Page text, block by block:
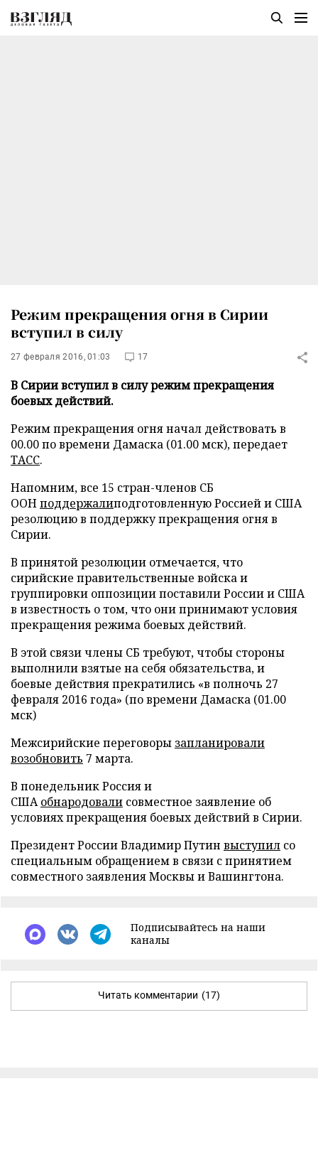
Режим прекращения огня в Сирии
вступил в силу
27 февраля 2016, 01:03 17
В Сирии вступил в силу режим прекращения
боевых действий.
Режим прекращения огня начал действовать в
00.00 по времени Дамаска (01.00 мск), передает
ТАСС.
Напомним, все 15 стран-членов СБ
ООНподдержалиподготовленную Россией и США
резолюцию в поддержку прекращения огня в
Сирии.
В принятой резолюции отмечается, что
сирийские правительственные войска и
группировки оппозиции поставили России и США
в известность о том, что они принимают условия
прекращения режима боевых действий.
В этой связи члены СБ требуют, чтобы стороны
выполнили взятые на себя обязательства, и
боевые действия прекратились «в полночь 27
февраля 2016 года» (по времени Дамаска (01.00
мск)
Межсирийские переговоры запланировали
возобновить 7 марта.
В понедельник Россия и
СШАобнародовали совместное заявление об
условиях прекращения боевых действий в Сирии.
Президент России Владимир Путин выступил со
специальным обращением в связи с принятием
совместного заявления Москвы и Вашингтона.
Подписывайтесь на наши
каналы
Читать комментарии (17)